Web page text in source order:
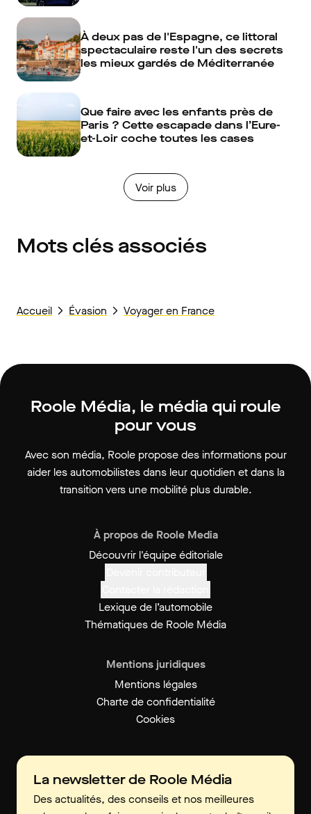
À deux pas de l'Espagne, ce littoral
spectaculaire reste l'un des secrets
les mieux gardés de Méditerranée
Que faire avec les enfants près de
Paris ? Cette escapade dans l’Eure-
et-Loir coche toutes les cases
Voir plus
Mots clés associés
Accueil Évasion Voyager en France
Roole Média, le média qui roule
pour vous
Avec son média, Roole propose des informations pour
aider les automobilistes dans leur quotidien et dans la
transition vers une mobilité plus durable.
À propos de Roole Media
Découvrir l'équipe éditoriale
Lexique de l’automobile
Thématiques de Roole Média
Mentions juridiques
Mentions légales
Charte de confidentialité
Cookies
La newsletter de Roole Média
Des actualités, des conseils et nos meilleures